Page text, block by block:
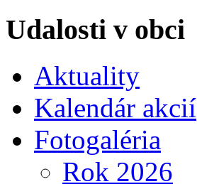
Udalosti v obci
Aktuality
Kalendár akcií
Fotogaléria
Rok 2026